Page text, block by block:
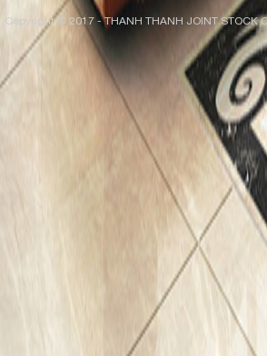
Copyright © 2017 - THANH THANH JOINT STOCK